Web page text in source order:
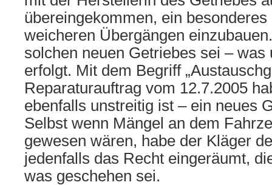
übereingekommen, ein
weicheren Übergängen
solchen neuen Getriebes sei – was
erfolgt. Mit dem Begriff
Reparaturauftrag vom 12.7.2005
ebenfalls unstreitig ist – ein neues
Selbst wenn Mängel an dem
gewesen wären, habe der Kläger
jedenfalls das Recht eingeräumt,
was geschehen sei.